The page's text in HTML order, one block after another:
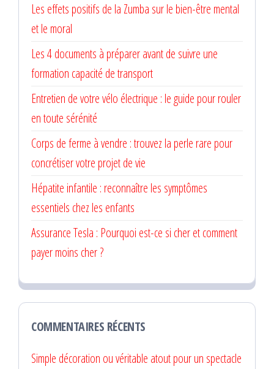
Les effets positifs de la Zumba sur le bien-être mental
et le moral
Les 4 documents à préparer avant de suivre une
formation capacité de transport
Entretien de votre vélo électrique : le guide pour rouler
en toute sérénité
Corps de ferme à vendre : trouvez la perle rare pour
concrétiser votre projet de vie
Hépatite infantile : reconnaître les symptômes
essentiels chez les enfants
Assurance Tesla : Pourquoi est-ce si cher et comment
payer moins cher ?
COMMENTAIRES RÉCENTS
Simple décoration ou véritable atout pour un spectacle